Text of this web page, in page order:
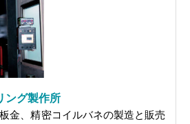
ング製作所
金、精密コイルバネの製造と販売